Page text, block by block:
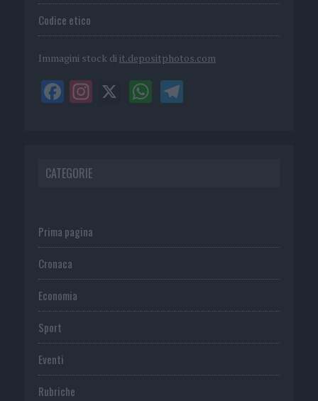
Codice etico
Immagini stock di it.depositphotos.com
CATEGORIE
Prima pagina
Cronaca
Economia
Sport
Eventi
Rubriche